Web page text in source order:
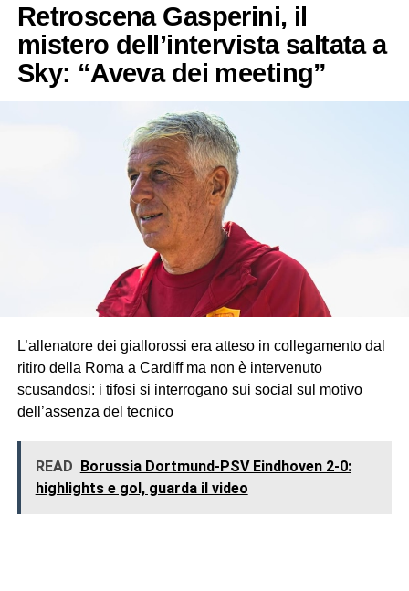
Retroscena Gasperini, il
mistero dell’intervista saltata a
Sky: “Aveva dei meeting”
L’allenatore dei giallorossi era atteso in collegamento dal
ritiro della Roma a Cardiff ma non è intervenuto
scusandosi: i tifosi si interrogano sui social sul motivo
dell’assenza del tecnico
READ Borussia Dortmund-PSV Eindhoven 2-0:
highlights e gol, guarda il video